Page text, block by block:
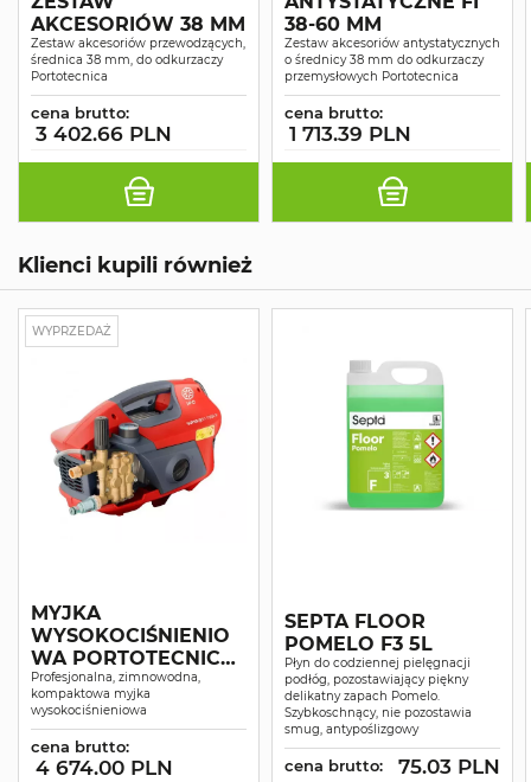
AKCESORIÓW 38 MM
Zestaw akcesoriów przewodzących,
średnica 38 mm, do odkurzaczy
Portotecnica
cena brutto:
3 402.66 PLN
38-60 MM
Zestaw akcesoriów antystatycznych
o średnicy 38 mm do odkurzaczy
przemysłowych Portotecnica
cena brutto:
1 713.39 PLN
Klienci kupili również
WYPRZEDAŻ
MYJKA
WYSOKOCIŚNIENIO
WA PORTOTECNICA
SUPERJET 1609P
Profesjonalna, zimnowodna,
kompaktowa myjka
wysokociśnieniowa
cena brutto:
4 674.00 PLN
SEPTA FLOOR
POMELO F3 5L
Płyn do codziennej pielęgnacji
podłóg, pozostawiający piękny
delikatny zapach Pomelo.
Szybkoschnący, nie pozostawia
smug, antypoślizgowy
cena brutto: 75.03 PLN